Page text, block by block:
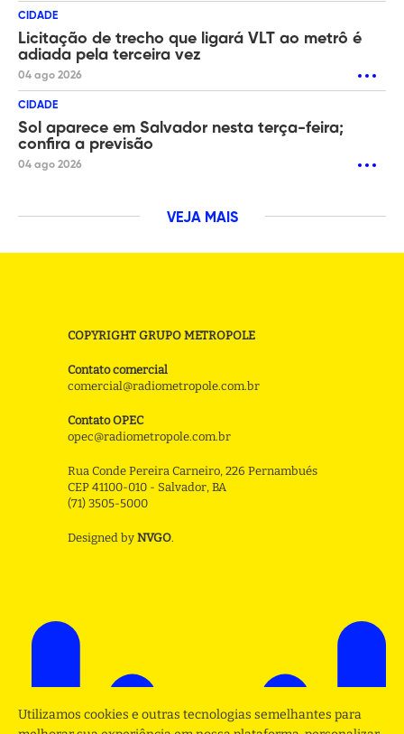
CIDADE
Licitação de trecho que ligará VLT ao metrô é
adiada pela terceira vez
04 ago 2026
CIDADE
Sol aparece em Salvador nesta terça-feira;
confira a previsão
04 ago 2026
VEJA MAIS
COPYRIGHT GRUPO METROPOLE
Contato comercial
comercial@radiometropole.com.br
Contato OPEC
opec@radiometropole.com.br
Rua Conde Pereira Carneiro, 226 Pernambués
CEP 41100-010 - Salvador, BA
(71) 3505-5000
Designed by NVGO.
Utilizamos cookies e outras tecnologias semelhantes para